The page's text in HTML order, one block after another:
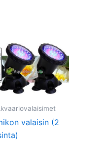
valaisin (2